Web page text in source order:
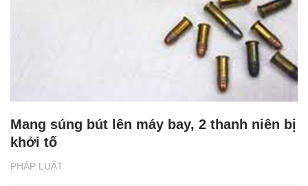
PHÁP LUẬT
Mang súng bút lên máy bay, 2 thanh niên bị
khởi tố